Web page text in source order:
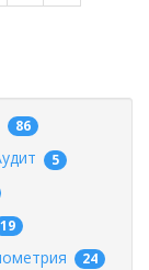
86
5
19
24